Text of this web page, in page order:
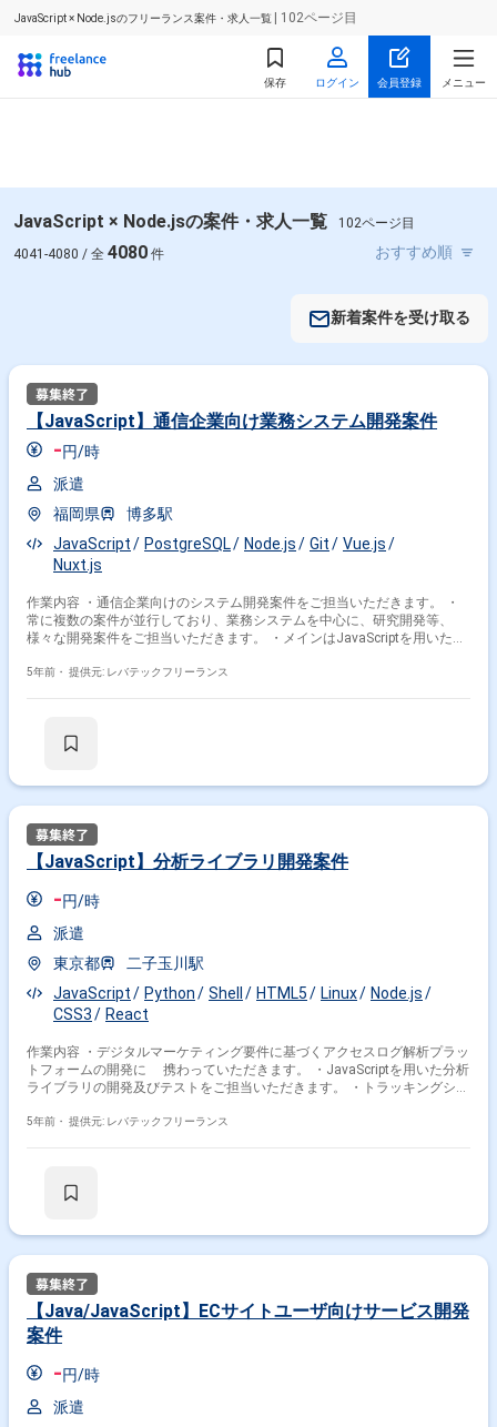
JavaScript × Node.jsのフリーランス案件・求人一覧 | 102ページ目
保存 ログイン 会員登録 メニュー
JavaScript × Node.jsの案件・求人一覧
102ページ目
4041-4080 / 全 4080 件
新着案件を受け取る
【JavaScript】通信企業向け業務システム開発案件
-円/時
派遣
福岡県
博多駅
JavaScript
PostgreSQL Node.js Git
Vue.js
Nuxt.js
作業内容 ・通信企業向けのシステム開発案件をご担当いただきます。 ・
常に複数の案件が並行しており、業務システムを中心に、研究開発等、
様々な開発案件をご担当いただきます。 ・メインはJavaScriptを用いたア
5年前・ 提供元: レバテックフリーランス
【JavaScript】分析ライブラリ開発案件
-円/時
派遣
東京都
二子玉川駅
JavaScript
Python Shell HTML5 Linux
Node.js
CSS3
React
作業内容 ・デジタルマーケティング要件に基づくアクセスログ解析プラッ
トフォームの開発に 携わっていただきます。 ・JavaScriptを用いた分析
ライブラリの開発及びテストをご担当いただきます。 ・トラッキングシス
5年前・ 提供元: レバテックフリーランス
【Java/JavaScript】ECサイトユーザ向けサービス開発
案件
-円/時
派遣